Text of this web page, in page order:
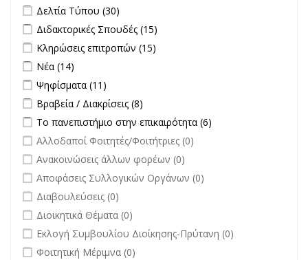
Apply Δελτία Τύπου filter
Δελτία Τύπου (30)
Apply Διδακτορικές Σπουδές filter
Διδακτορικές Σπουδές (15)
Apply Κληρώσεις επιτροπών filter
Κληρώσεις επιτροπών (15)
Apply Νέα filter
Νέα (14)
Apply Ψηφίσματα filter
Ψηφίσματα (11)
Apply Βραβεία / Διακρίσεις filter
Βραβεία / Διακρίσεις (8)
Apply Το πανεπιστήμιο στην επικαιρότητα filter
Το πανεπιστήμιο στην επικαιρότητα (6)
undefined
Αλλοδαποί Φοιτητές/Φοιτήτριες (0)
undefined
Ανακοινώσεις άλλων φορέων (0)
undefined
Αποφάσεις Συλλογικών Οργάνων (0)
undefined
Διαβουλεύσεις (0)
undefined
Διοικητικά Θέματα (0)
undefined
Εκλογή Συμβουλίου Διοίκησης-Πρύτανη (0)
undefined
Φοιτητική Μέριμνα (0)